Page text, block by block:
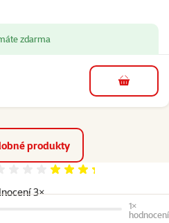
zdarma
do košíku
produkty
3×
Hodnocení 67%
1×
hodnocení